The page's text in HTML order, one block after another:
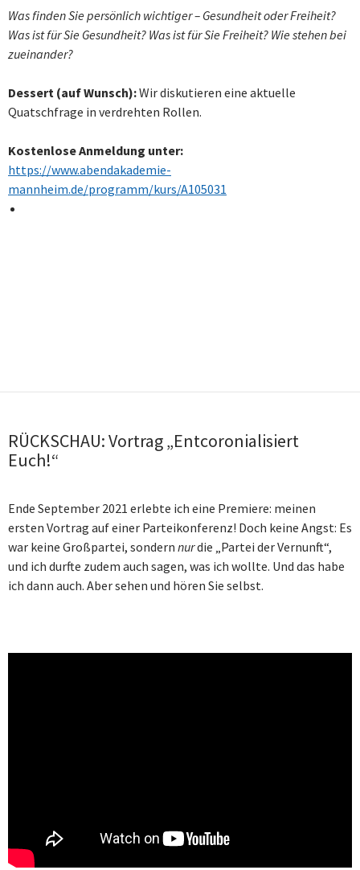
Was finden Sie persönlich wichtiger – Gesundheit oder Freiheit?
Was ist für Sie Gesundheit? Was ist für Sie Freiheit? Wie stehen bei
zueinander?
Dessert (auf Wunsch):Wir diskutieren eine aktuelle
Quatschfrage in verdrehten Rollen.
Kostenlose Anmeldung unter:
https://www.abendakademie-
mannheim.de/programm/kurs/A105031
RÜCKSCHAU: Vortrag „Entcoronialisiert
Euch!“
Ende September 2021 erlebte ich eine Premiere: meinen
ersten Vortrag auf einer Parteikonferenz! Doch keine Angst: Es
war keine Großpartei, sondern nurdie „Partei der Vernunft“,
und ich durfte zudem auch sagen, was ich wollte. Und das habe
ich dann auch. Aber sehen und hören Sie selbst.